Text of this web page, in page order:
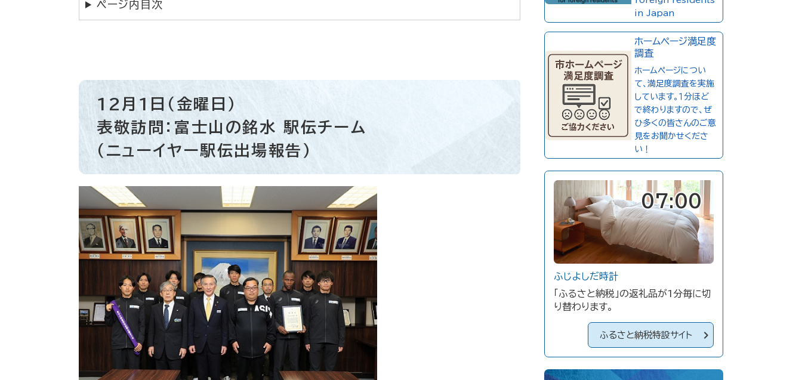
ページ内目次
12月1日（金曜日）
表敬訪問：富士山の銘水 駅伝チーム
（ニューイヤー駅伝出場報告）
in Japan
ホームページ満足度
調査
ホームページについ
て、満足度調査を実施
しています。１分ほど
で終わりますので、ぜ
ひ多くの皆さんのご意
見をお聞かせくださ
い！
07:01
ふじよしだ時計
「ふるさと納税」の返礼品が1分毎に切
り替わります。
ふるさと納税特設サイト